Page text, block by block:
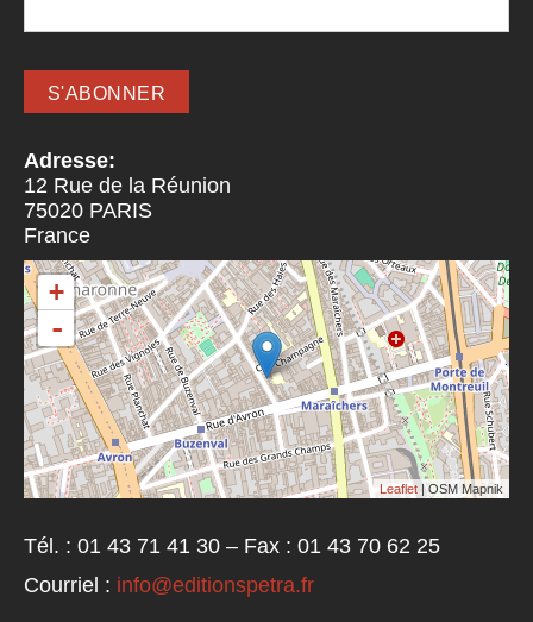
Adresse:
12 Rue de la Réunion
75020 PARIS
France
+
-
Leaflet | OSM Mapnik
Tél. : 01 43 71 41 30 – Fax : 01 43 70 62 25
Courriel : info@editionspetra.fr